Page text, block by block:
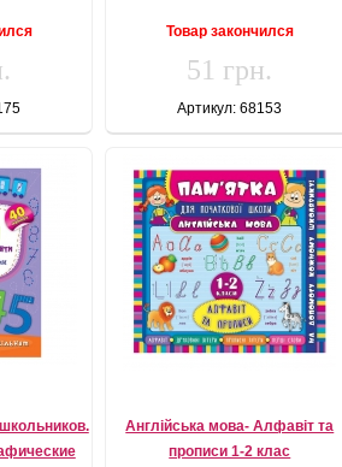
Товар закончился
51 грн.
Артикул: 68153
Англійська мова- Алфавіт та
прописи 1-2 клас